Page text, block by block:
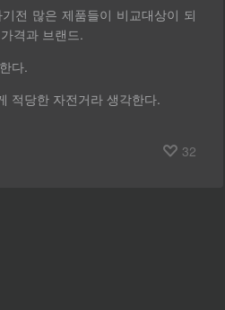
전 많은 제품들이 비교대상이 되
격과 브랜드.
다.
적당한 자전거라 생각한다.
32